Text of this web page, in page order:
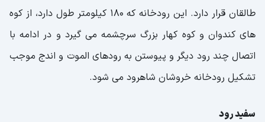
طالقان قرار دارد. این رودخانه که 180 کیلومتر طول دارد، از کوه
های کندوان و کوه کهار بزرگ سرچشمه می گیرد و در ادامه با
اتصال چند رود دیگر و پیوستن به رودهای الموت و اندج موجب
تشکیل رودخانه خروشان شاهرود می شود.
سفید رود